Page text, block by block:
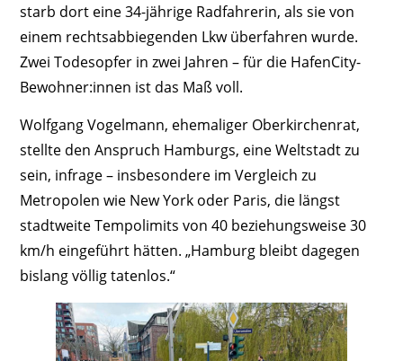
starb dort eine 34-jährige Radfahrerin, als sie von
einem rechtsabbiegenden Lkw überfahren wurde.
Zwei Todesopfer in zwei Jahren – für die HafenCity-
Bewohner:innen ist das Maß voll.
Wolfgang Vogelmann, ehemaliger Oberkirchenrat,
stellte den Anspruch Hamburgs, eine Weltstadt zu
sein, infrage – insbesondere im Vergleich zu
Metropolen wie New York oder Paris, die längst
stadtweite Tempolimits von 40 beziehungsweise 30
km/h eingeführt hätten. „Hamburg bleibt dagegen
bislang völlig tatenlos.“